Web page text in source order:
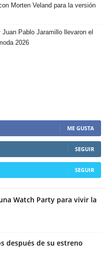
Morten Veland para la versión
Pablo Jaramillo llevaron el
2026
ME GUSTA
SEGUIR
SEGUIR
Watch Party para vivir la
después de su estreno